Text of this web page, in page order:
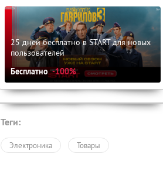
25 дней бесплатно в START для новых
пользователей
Бесплатно -100%
Теги:
Электроника Товары